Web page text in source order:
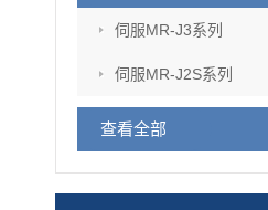
伺服MR-J3系列
伺服MR-J2S系列
查看全部